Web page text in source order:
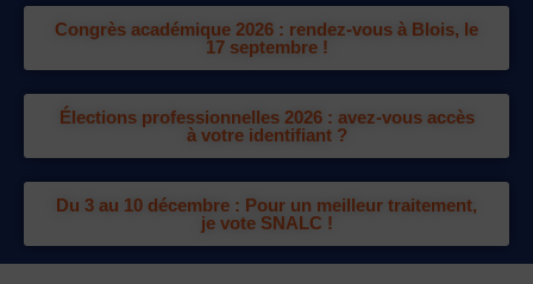
Congrès académique 2026 : rendez-vous à Blois, le
17 septembre !
Élections professionnelles 2026 : avez-vous accès
à votre identifiant ?
Du 3 au 10 décembre : Pour un meilleur traitement,
je vote SNALC !